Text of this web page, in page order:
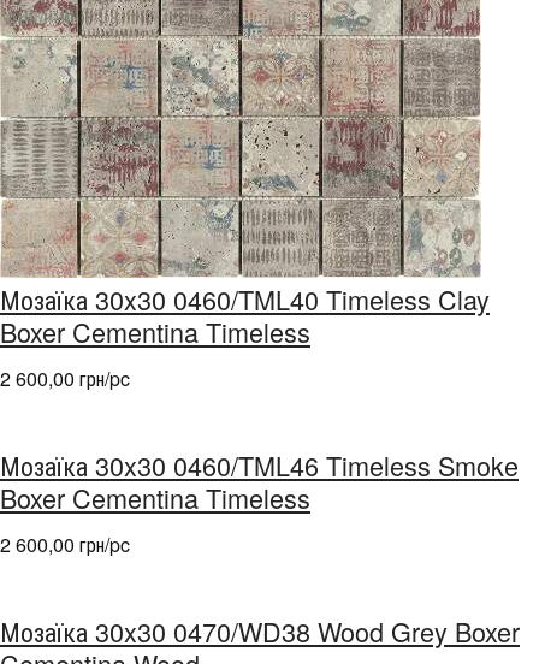
Мозаїка 30x30 0460/TML40 Timeless Clay
Boxer Cementina Timeless
2 600,00 грн/pc
Мозаїка 30x30 0460/TML46 Timeless Smoke
Boxer Cementina Timeless
2 600,00 грн/pc
Мозаїка 30x30 0470/WD38 Wood Grey Boxer